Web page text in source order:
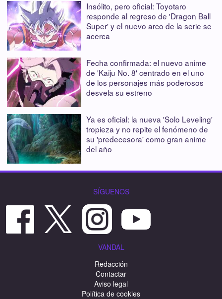
Insólito, pero oficial: Toyotaro
responde al regreso de 'Dragon Ball
Super' y el nuevo arco de la serie se
acerca
Fecha confirmada: el nuevo anime
de 'Kaiju No. 8' centrado en el uno
de los personajes más poderosos
desvela su estreno
Ya es oficial: la nueva 'Solo Leveling'
tropieza y no repite el fenómeno de
su 'predecesora' como gran anime
del año
SÍGUENOS
VANDAL
Redacción
Contactar
Aviso legal
Política de cookies